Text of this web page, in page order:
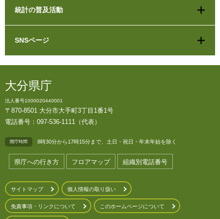
統計の普及活動
SNSページ
大分県庁
法人番号1000020440001
〒870-8501 大分市大手町3丁目1番1号
電話番号：097-536-1111（代表）
開庁時間 8時30分から17時15分まで、土日・祝日・年末年始を除く
県庁への行き方 フロアマップ 組織別電話番号
サイトマップ 個人情報の取り扱い
免責事項・リンクについて このホームページについて